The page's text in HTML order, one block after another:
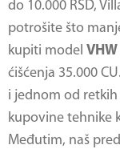
do 10.000 RSD,
potrošite što
kupiti model
ćišćenja 35.000
i jednom od retkih
kupovine tehnike
Međutim, naš